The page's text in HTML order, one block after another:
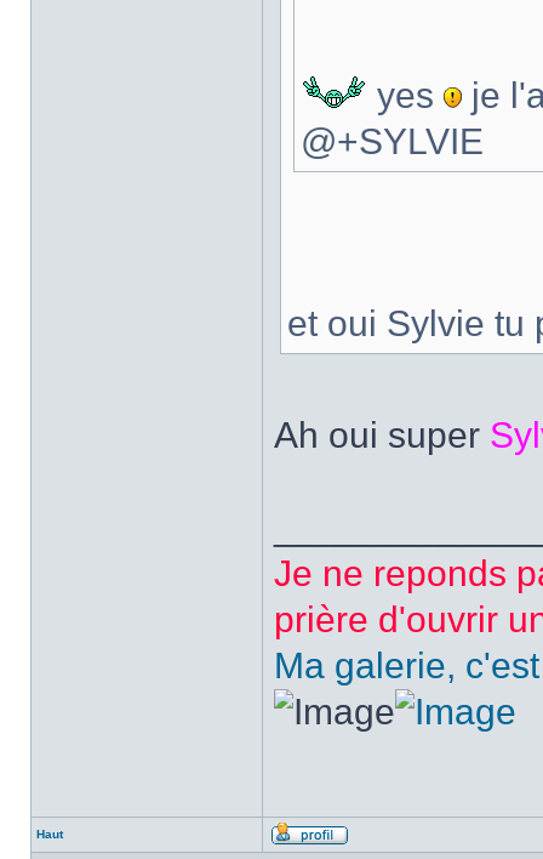
yes
je
@+SYLVIE
et oui Sylvie tu
Ah oui super
Je ne reponds
prière d'ouvrir
Ma galerie,
Haut